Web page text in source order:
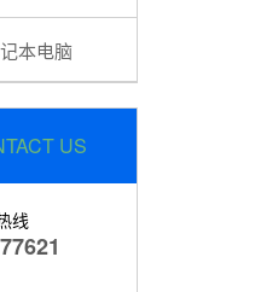
本电脑
US
线